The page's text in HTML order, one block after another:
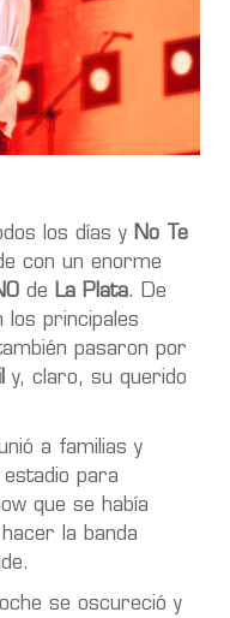
los días y No Te
con un enorme
de La Plata. De
principales
pasaron por
y, claro, su querido
a familias y
para
que se había
la banda
se oscureció y